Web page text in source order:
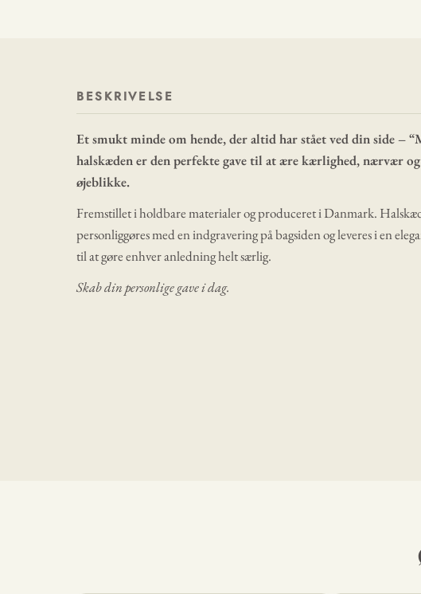
BESKRIVELSE
Et smukt minde om hende, der altid har stået ved din side –
halskæden er den perfekte gave til at ære kærlighed, nærvær
øjeblikke.
Fremstillet i holdbare materialer og produceret i Danmark.
personliggøres med en indgravering på bagsiden og leveres i en
til at gøre enhver anledning helt særlig.
Skab din personlige gave i dag.